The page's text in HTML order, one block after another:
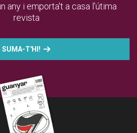
any i emporta't a casa l'útima
revista
SUMA-T'HI!